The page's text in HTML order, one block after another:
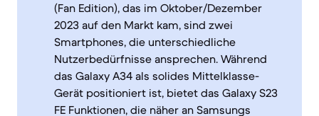
(Fan Edition), das im Oktober/Dezember
2023 auf den Markt kam, sind zwei
Smartphones, die unterschiedliche
Nutzerbedürfnisse ansprechen. Während
das Galaxy A34 als solides Mittelklasse-
Gerät positioniert ist, bietet das Galaxy S23
FE Funktionen, die näher an Samsungs